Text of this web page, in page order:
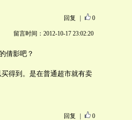
回复 0
留言时间：2012-10-17 23:02:20
倩影吧？
得到。是在普通超市就有卖
回复 0